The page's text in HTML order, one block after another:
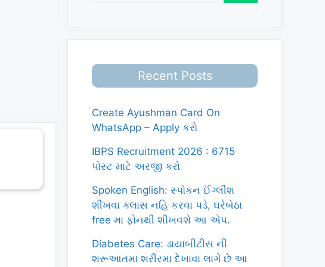
Recent Posts
Create Ayushman Card On
WhatsApp – Apply કરો
IBPS Recruitment 2026 : 6715
પોસ્ટ માટે અરજી કરો
Spoken English: સ્પોકન ઈંગ્લીશ
શીખવા ક્લાસ નહિ કરવા પડે, ઘરેબેઠા
free મા ફોનથી શીખવશે આ એપ.
Diabetes Care: ડાયાબીટીસ ની
શરૂઆતમા શરીરમા દેખાવા લાગે છે આ